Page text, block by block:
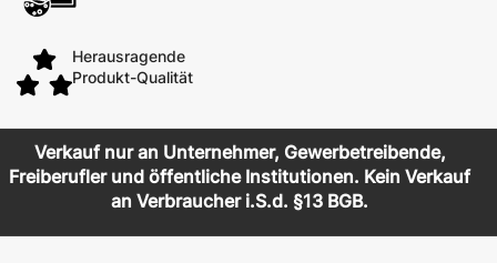
Herausragende
Produkt-Qualität
Verkauf nur an Unternehmer, Gewerbetreibende,
Freiberufler und öffentliche Institutionen. Kein Verkauf
an Verbraucher i.S.d. §13 BGB.